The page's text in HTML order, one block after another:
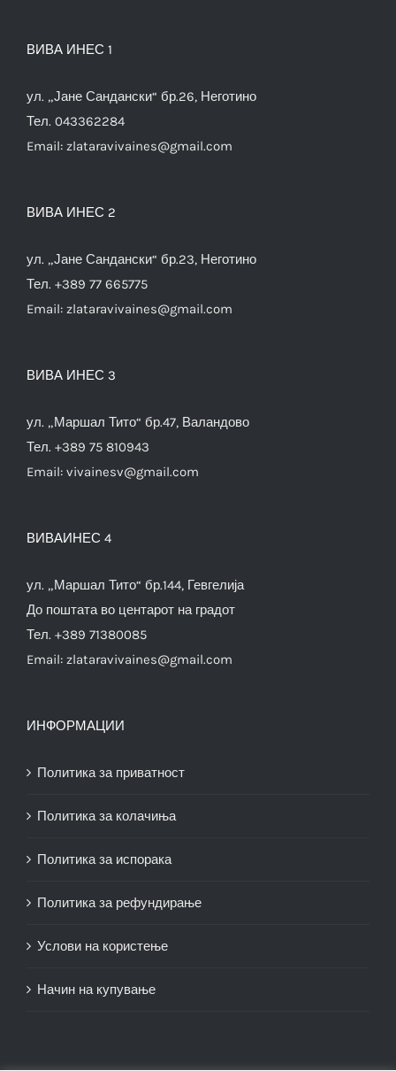
ВИВА ИНЕС 1
ул. „Јане Сандански“ бр.26, Неготино
Тел. 043362284
Email: zlataravivaines@gmail.com
ВИВА ИНЕС 2
ул. „Јане Сандански“ бр.23, Неготино
Тел. +389 77 665775
Email: zlataravivaines@gmail.com
ВИВА ИНЕС 3
ул. „Маршал Тито“ бр.47, Валандово
Тел. +389 75 810943
Email: vivainesv@gmail.com
ВИВАИНЕС 4
ул. „Маршал Тито“ бр.144, Гевгелија
До поштата во центарот на градот
Тел. +389 71380085
Email: zlataravivaines@gmail.com
ИНФОРМАЦИИ
Политика за приватност
Политика за колачиња
Политика за испорака
Политика за рефундирање
Услови на користење
Начин на купување